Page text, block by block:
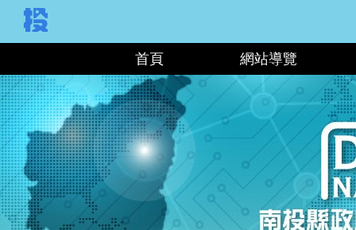
首頁 網站導覽